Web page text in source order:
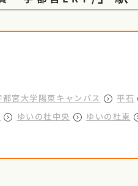
都宮大学陽東キャンパス 平石
ゆいの杜中央 ゆいの杜東